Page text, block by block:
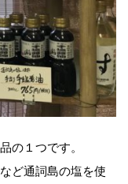
の１つです。
ど通詞島の塩を使